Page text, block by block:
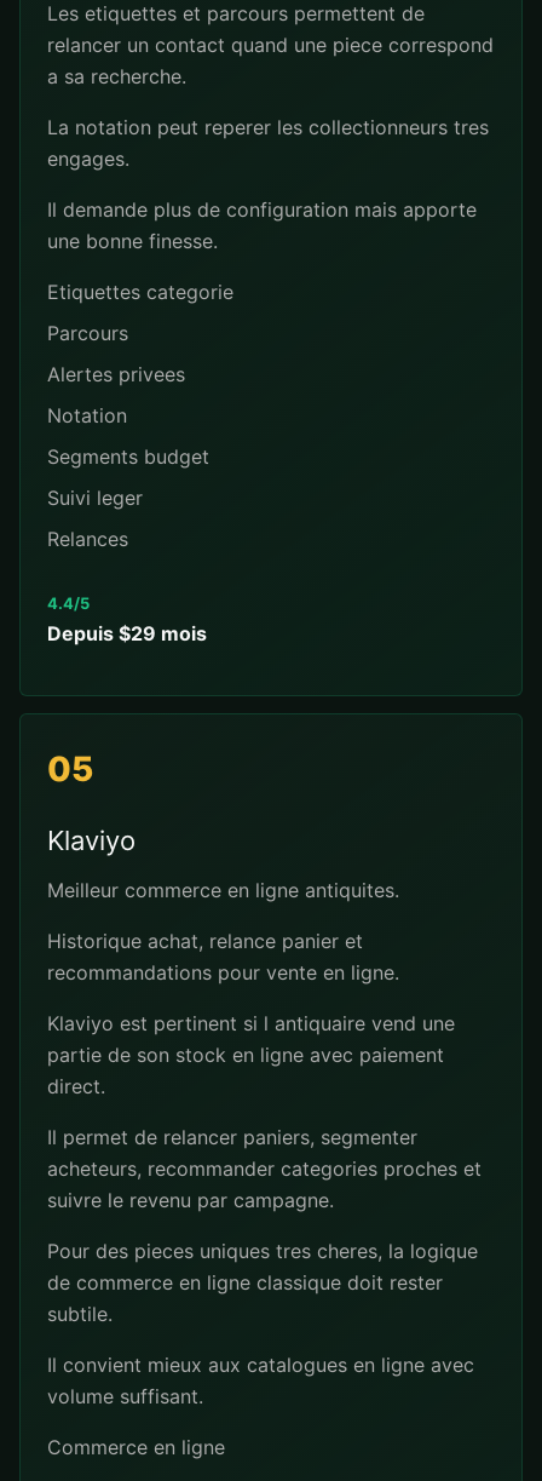
Les etiquettes et parcours permettent de
relancer un contact quand une piece correspond
a sa recherche.
La notation peut reperer les collectionneurs tres
engages.
Il demande plus de configuration mais apporte
une bonne finesse.
Etiquettes categorie
Parcours
Alertes privees
Notation
Segments budget
Suivi leger
Relances
4.4/5
Depuis $29 mois
05
Klaviyo
Meilleur commerce en ligne antiquites.
Historique achat, relance panier et
recommandations pour vente en ligne.
Klaviyo est pertinent si l antiquaire vend une
partie de son stock en ligne avec paiement
direct.
Il permet de relancer paniers, segmenter
acheteurs, recommander categories proches et
suivre le revenu par campagne.
Pour des pieces uniques tres cheres, la logique
de commerce en ligne classique doit rester
subtile.
Il convient mieux aux catalogues en ligne avec
volume suffisant.
Commerce en ligne